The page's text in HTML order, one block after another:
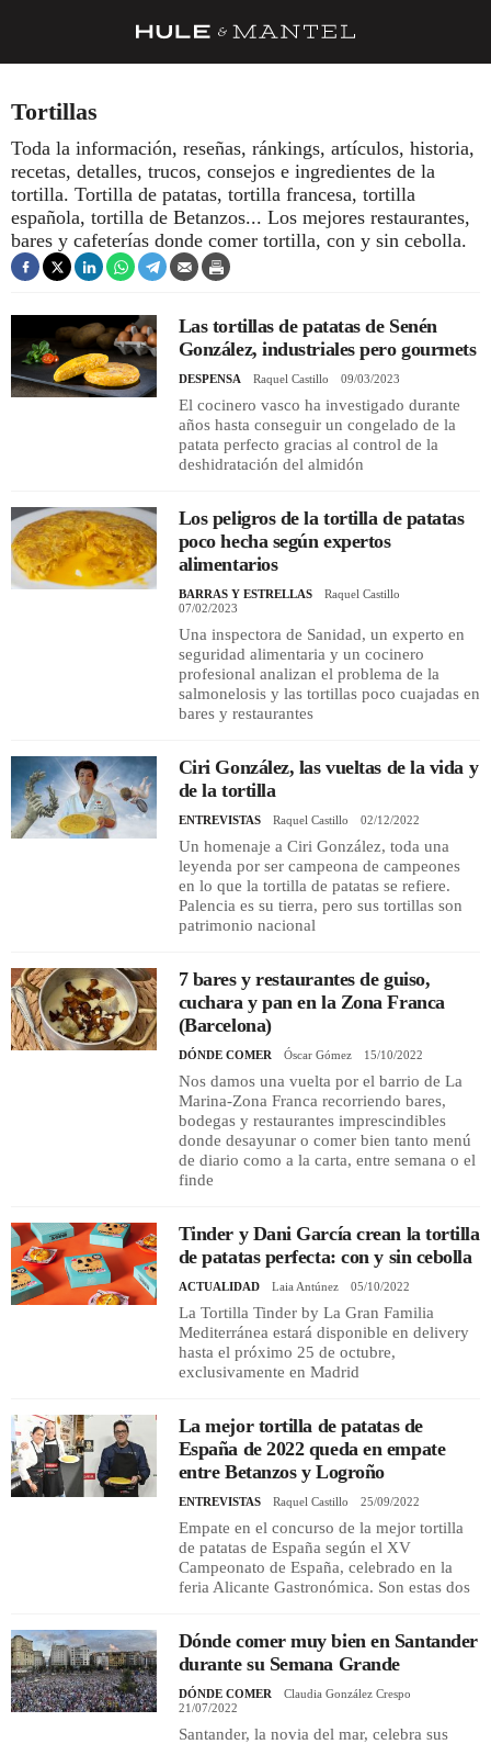
DESPENSA
BARRAS Y ESTRELLAS
DÓNDE COMER
CUADERNO DE VIAJE
TRADICIÓN
REGISTRO
INICIAR SESIÓN
Tortillas
Toda la información, reseñas, ránkings, artículos, historia,
recetas, detalles, trucos, consejos e ingredientes de la
tortilla. Tortilla de patatas, tortilla francesa, tortilla
española, tortilla de Betanzos... Los mejores restaurantes,
bares y cafeterías donde comer tortilla, con y sin cebolla.
Las tortillas de patatas de Senén
González, industriales pero gourmets
DESPENSA Raquel Castillo 09/03/2023
El cocinero vasco ha investigado durante
años hasta conseguir un congelado de la
patata perfecto gracias al control de la
deshidratación del almidón
Los peligros de la tortilla de patatas
poco hecha según expertos
alimentarios
BARRAS Y ESTRELLAS
Raquel Castillo
07/02/2023
Una inspectora de Sanidad, un experto en
seguridad alimentaria y un cocinero
profesional analizan el problema de la
salmonelosis y las tortillas poco cuajadas en
bares y restaurantes
Ciri González, las vueltas de la vida y
de la tortilla
ENTREVISTAS Raquel Castillo 02/12/2022
Un homenaje a Ciri González, toda una
leyenda por ser campeona de campeones
en lo que la tortilla de patatas se refiere.
Palencia es su tierra, pero sus tortillas son
patrimonio nacional
7 bares y restaurantes de guiso,
cuchara y pan en la Zona Franca
(Barcelona)
DÓNDE COMER Óscar Gómez 15/10/2022
Nos damos una vuelta por el barrio de La
Marina-Zona Franca recorriendo bares,
bodegas y restaurantes imprescindibles
donde desayunar o comer bien tanto menú
de diario como a la carta, entre semana o el
finde
Tinder y Dani García crean la tortilla
de patatas perfecta: con y sin cebolla
ACTUALIDAD Laia Antúnez 05/10/2022
La Tortilla Tinder by La Gran Familia
Mediterránea estará disponible en delivery
hasta el próximo 25 de octubre,
exclusivamente en Madrid
La mejor tortilla de patatas de
España de 2022 queda en empate
entre Betanzos y Logroño
ENTREVISTAS Raquel Castillo 25/09/2022
Empate en el concurso de la mejor tortilla
de patatas de España según el XV
Campeonato de España, celebrado en la
feria Alicante Gastronómica. Son estas dos
Dónde comer muy bien en Santander
durante su Semana Grande
DÓNDE COMER
Claudia González Crespo
21/07/2022
Santander, la novia del mar, celebra sus